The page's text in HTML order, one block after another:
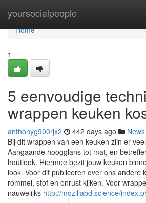
yoursocialpeople
Home
Home
1
5 eenvoudige
wrappen keuken
anthonyg900rjx2 442 days ago News
Bij dit wrappen van een keuken zijn er
Aangaande hoogglans tot mat, en
houtlook. Hiermee bezit jouw keuken
look. Voor dit publiceren over ons andere
rommel, stof en onrust kijken. Voor
nauwelijks http://mozillabd.science/